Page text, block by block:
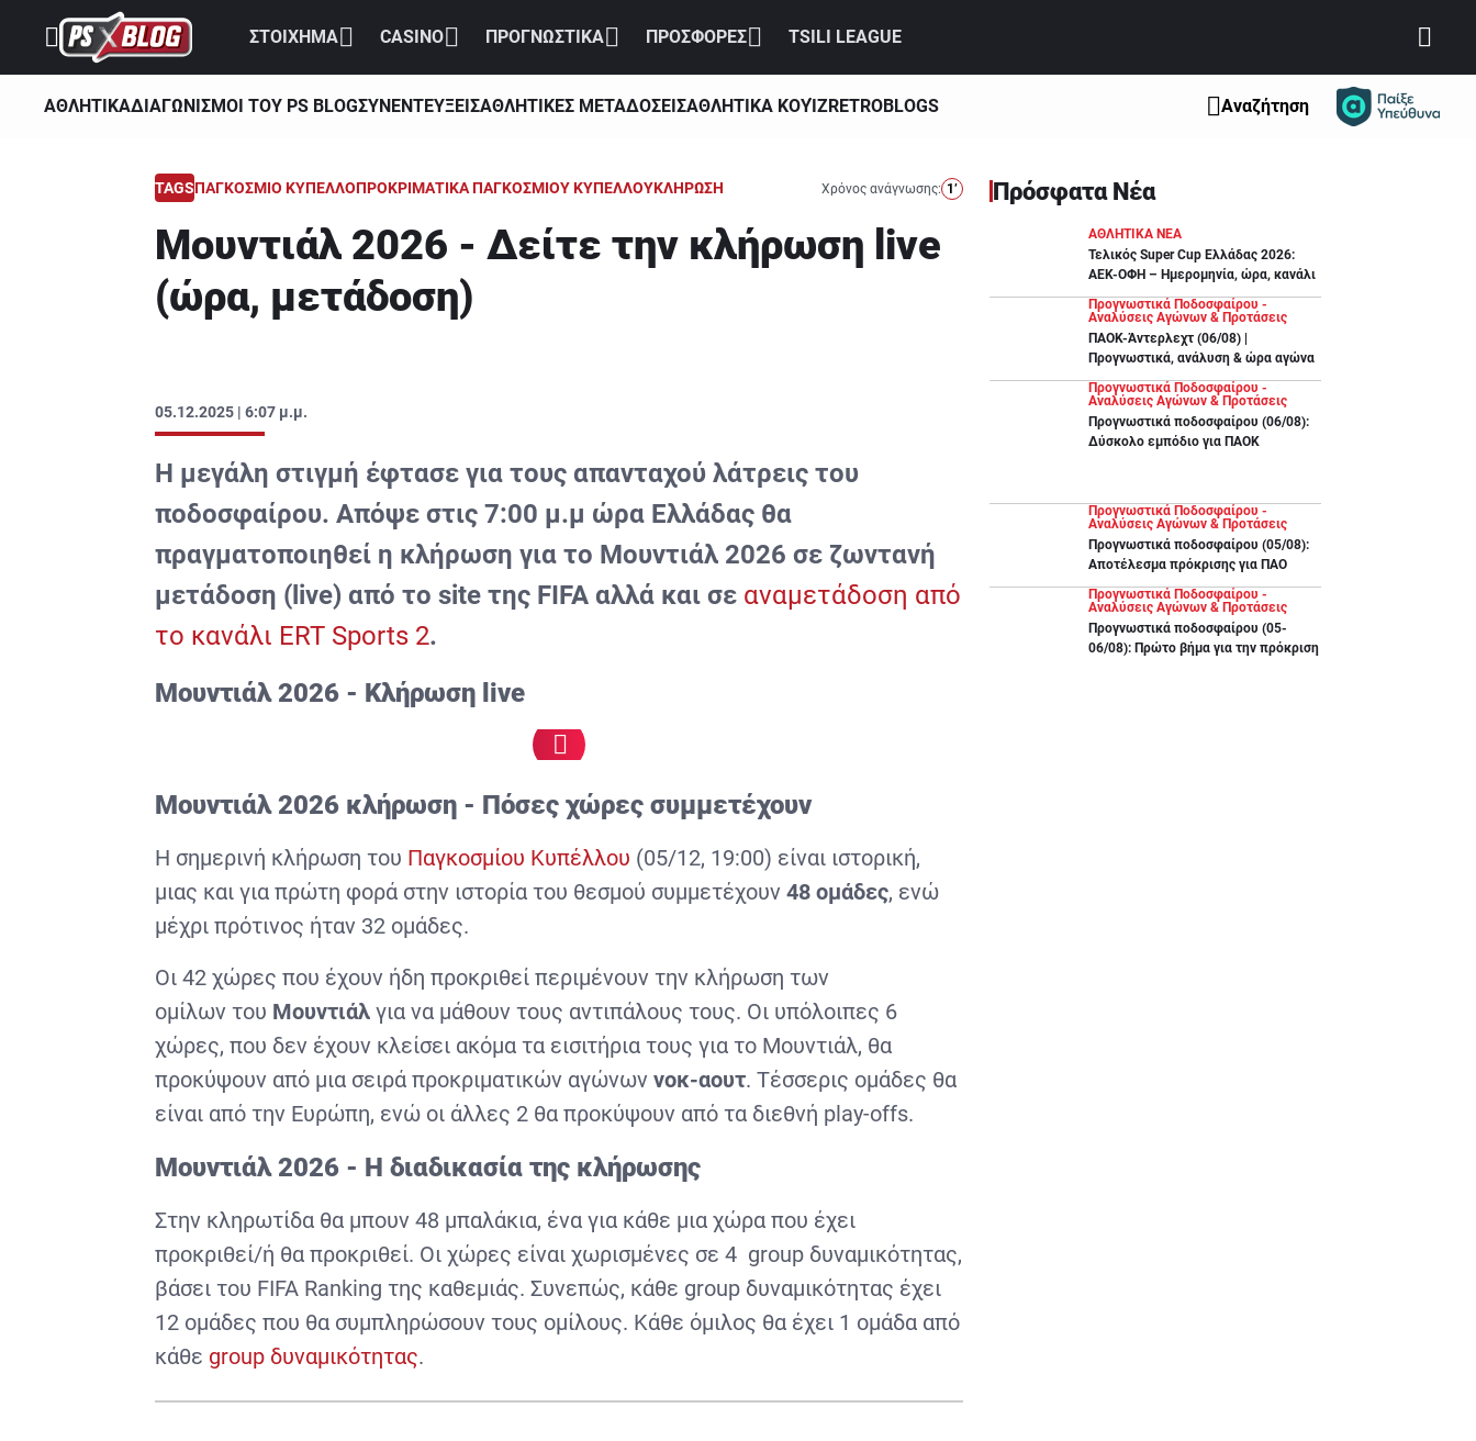
ΣΤΟΙΧΗΜΑ CASINO ΠΡΟΓΝΩΣΤΙΚΑ ΠΡΟΣΦΟΡΕΣ TSILI LEAGUE
ΑΘΛΗΤΙΚΑΔΙΑΓΩΝΙΣΜΟΙ ΤΟΥ PS BLOGΣΥΝΕΝΤΕΥΞΕΙΣΑΘΛΗΤΙΚΕΣ ΜΕΤΑΔΟΣΕΙΣΑΘΛΗΤΙΚΑ ΚΟΥΊΖRETROBLOGS Αναζήτηση
TAGSΠΑΓΚΟΣΜΙΟ ΚΥΠΕΛΛΟΠΡΟΚΡΙΜΑΤΙΚΑ ΠΑΓΚΟΣΜΙΟΥ ΚΥΠΕΛΛΟΥΚΛΗΡΩΣΗ
Μουντιάλ 2026 - Δείτε την κλήρωση live
(ώρα, μετάδοση)
Χρόνος ανάγνωσης: 1’
05.12.2025 | 6:07 μ.μ.
Η μεγάλη στιγμή έφτασε για τους απανταχού λάτρεις του
ποδοσφαίρου. Απόψε στις 7:00 μ.μ ώρα Ελλάδας θα
πραγματοποιηθεί η κλήρωση για το Μουντιάλ 2026 σε ζωντανή
μετάδοση ( live) από το site της FIFA αλλά και σε αναμετάδοση από
το κανάλι ERT Sports 2.
Μουντιάλ 2026 - Κλήρωση live
Μουντιάλ 2026 κλήρωση - Πόσες χώρες συμμετέχουν
Η σημερινή κλήρωση του Παγκοσμίου Κυπέλλου (05/12, 19:00) είναι ιστορική,
μιας και για πρώτη φορά στην ιστορία του θεσμού συμμετέχουν 48 ομάδες, ενώ
μέχρι πρότινος ήταν 32 ομάδες.
Oι 42 χώρες που έχουν ήδη προκριθεί περιμένουν την κλήρωση των
ομίλων του Μουντιάλ για να μάθουν τους αντιπάλους τους. Οι υπόλοιπες 6
χώρες, που δεν έχουν κλείσει ακόμα τα εισιτήρια τους για το Μουντιάλ, θα
προκύψουν από μια σειρά προκριματικών αγώνων νοκ-αουτ. Τέσσερις ομάδες θα
είναι από την Ευρώπη, ενώ οι άλλες 2 θα προκύψουν από τα διεθνή play-offs.
Μουντιάλ 2026 - Η διαδικασία της κλήρωσης
Στην κληρωτίδα θα μπουν 48 μπαλάκια, ένα για κάθε μια χώρα που έχει
προκριθεί/ή θα προκριθεί. Οι χώρες είναι χωρισμένες σε 4 group δυναμικότητας,
βάσει του FIFA Ranking της καθεμιάς. Συνεπώς, κάθε group δυναμικότητας έχει
12 ομάδες που θα συμπληρώσουν τους ομίλους. Κάθε όμιλος θα έχει 1 ομάδα από
κάθε group δυναμικότητας.
Πρόσφατα Νέα
ΑΘΛΗΤΙΚΑ ΝΕΑ
Τελικός Super Cup Ελλάδας 2026:
ΑΕΚ-ΟΦΗ – Ημερομηνία, ώρα, κανάλι
Προγνωστικά Ποδοσφαίρου -
Αναλύσεις Αγώνων & Προτάσεις
ΠΑΟΚ-Άντερλεχτ (06/08) |
Προγνωστικά, ανάλυση & ώρα αγώνα
Προγνωστικά Ποδοσφαίρου -
Αναλύσεις Αγώνων & Προτάσεις
Προγνωστικά ποδοσφαίρου (06/08):
Δύσκολο εμπόδιο για ΠΑΟΚ
Προγνωστικά Ποδοσφαίρου -
Αναλύσεις Αγώνων & Προτάσεις
Προγνωστικά ποδοσφαίρου (05/08):
Αποτέλεσμα πρόκρισης για ΠΑΟ
Προγνωστικά Ποδοσφαίρου -
Αναλύσεις Αγώνων & Προτάσεις
Προγνωστικά ποδοσφαίρου (05-
06/08): Πρώτο βήμα για την πρόκριση